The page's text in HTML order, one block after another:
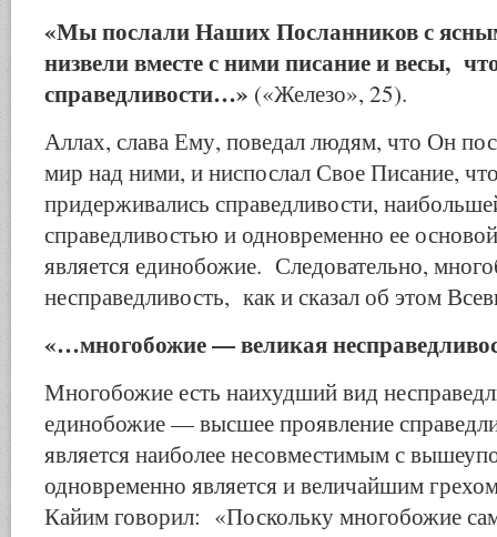
«Мы послали Наших Посланников с
низвели вместе с ними писание и весы,
справедливости…» («Железо», 25).
Аллах, слава Ему, поведал людям, что Он
мир над ними, и ниспослал Свое Писание,
придерживались справедливости,
справедливостью и одновременно ее
является единобожие. Следовательно,
несправедливость, как и сказал об этом
«…многобожие — великая
Многобожие есть наихудший вид
единобожие — высшее проявление
является наиболее несовместимым с
одновременно является и величайшим
Кайим говорил: «Поскольку многобожие